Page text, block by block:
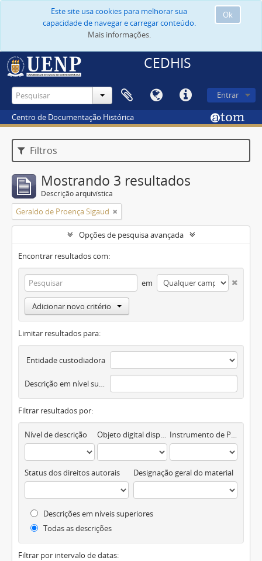
Ok
Este site usa cookies para melhorar sua
capacidade de navegar e carregar conteúdo.
Mais informações.
CEDHIS
Entrar
Centro de Documentação Histórica
Filtros
Mostrando 3 resultados
Descrição arquivística
Geraldo de Proença Sigaud
Opções de pesquisa avançada
Encontrar resultados com:
em
Adicionar novo critério
Limitar resultados para:
Entidade custodiadora
Descrição em nível superior
Filtrar resultados por:
Nível de descrição Objeto digital disponível Instrumento de Pesquisa
Status dos direitos autorais Designação geral do material
Descrições em níveis superiores
Todas as descrições
Filtrar por intervalo de datas: